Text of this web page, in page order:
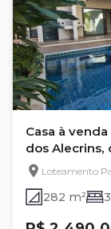
Casa à
dos Alecrins,
Loteamento
282 m²